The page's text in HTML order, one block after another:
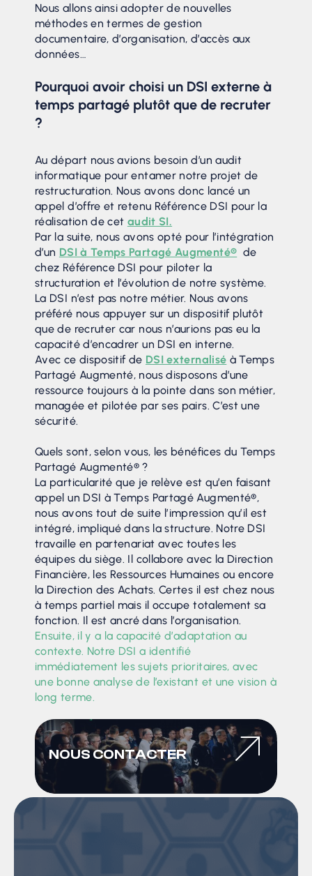
Nous allons ainsi adopter de nouvelles
méthodes en termes de gestion
documentaire, d’organisation, d’accès aux
données…
Pourquoi avoir choisi un DSI externe à
temps partagé plutôt que de recruter
?
Au départ nous avions besoin d’un audit
informatique pour entamer notre projet de
restructuration. Nous avons donc lancé un
appel d’offre et retenu Référence DSI pour la
réalisation de cet audit SI.
Par la suite, nous avons opté pour l’intégration
d’un DSI à Temps Partagé Augmenté® de
chez Référence DSI pour piloter la
structuration et l’évolution de notre système.
La DSI n’est pas notre métier. Nous avons
préféré nous appuyer sur un dispositif plutôt
que de recruter car nous n’aurions pas eu la
capacité d’encadrer un DSI en interne.
Avec ce dispositif de DSI externalisé à Temps
Partagé Augmenté, nous disposons d’une
ressource toujours à la pointe dans son métier,
managée et pilotée par ses pairs. C’est une
sécurité.
Quels sont, selon vous, les bénéfices du Temps
Partagé Augmenté® ?
La particularité que je relève est qu’en faisant
appel un DSI à Temps Partagé Augmenté®,
nous avons tout de suite l’impression qu’il est
intégré, impliqué dans la structure. Notre DSI
travaille en partenariat avec toutes les
équipes du siège. Il collabore avec la Direction
Financière, les Ressources Humaines ou encore
la Direction des Achats. Certes il est chez nous
à temps partiel mais il occupe totalement sa
fonction. Il est ancré dans l’organisation.
Ensuite, il y a la capacité d’adaptation au
contexte. Notre DSI a identifié
immédiatement les sujets prioritaires, avec
une bonne analyse de l’existant et une vision à
long terme.
NOUS CONTACTER